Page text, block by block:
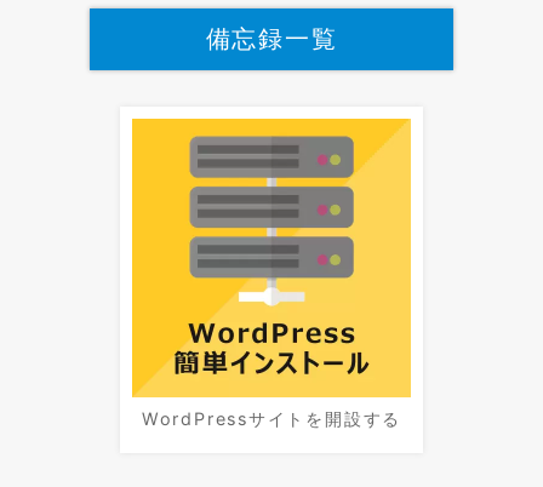
備忘録一覧
WordPressサイトを開設する